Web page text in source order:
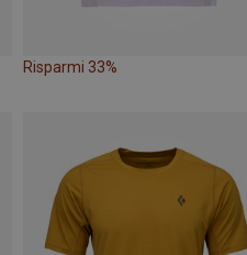
Risparmi 33%